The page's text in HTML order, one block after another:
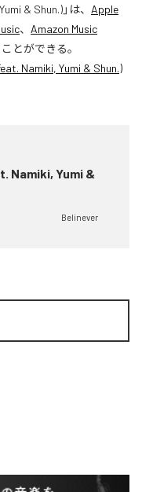
& Shun.)」は、 Apple
、 Amazon Music
とができる。
Namiki, Yumi & Shun.)
Namiki, Yumi &
Belinever